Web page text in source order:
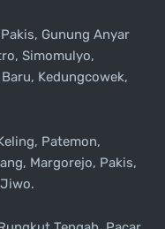
Gunung Anyar
Simomulyo,
Kedungcowek,
Patemon,
Margorejo, Pakis,